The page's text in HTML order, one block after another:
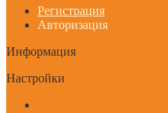
Регистрация
Авторизация
Информация
Настройки